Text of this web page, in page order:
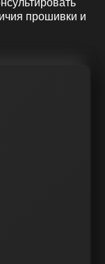
прошивки и